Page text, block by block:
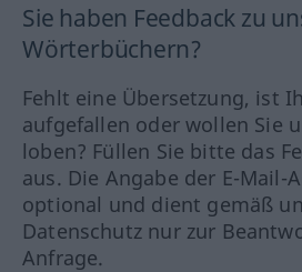
Sie haben Feedback zu
Wörterbüchern?
Fehlt eine Übersetzung, ist
aufgefallen oder wollen Sie
loben? Füllen Sie bitte das
aus. Die Angabe der E-Mail-
optional und dient gemäß
Datenschutz nur zur
Anfrage.